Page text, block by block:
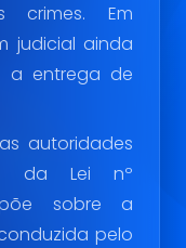
crimes. Em
judicial ainda
a entrega de
autoridades
da Lei nº
sobre a
pelo